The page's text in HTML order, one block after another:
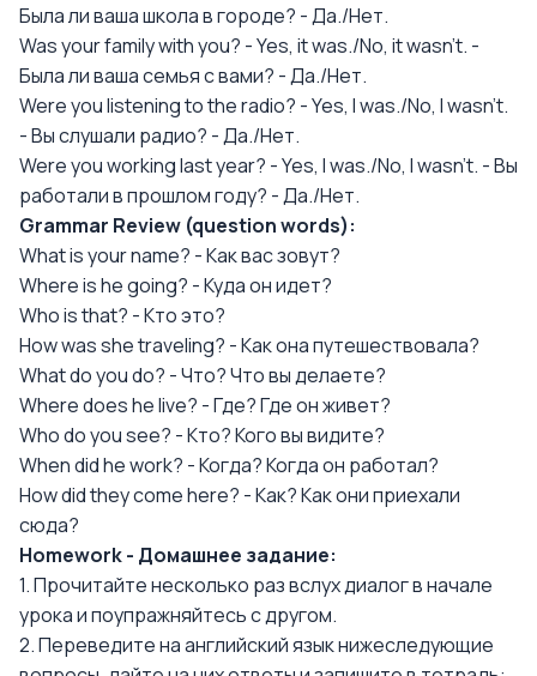
Была ли ваша школа в городе? - Да./Нет.
Was your family with you? - Yes, it was./No, it wasn't. -
Была ли ваша семья с вами? - Да./Нет.
Were you listening to the radio? - Yes, I was./No, I wasn't.
- Вы слушали радио? - Да./Нет.
Were you working last year? - Yes, I was./No, I wasn't. - Вы
работали в прошлом году? - Да./Нет.
Grammar Review (question words):
What is your name? - Как вас зовут?
Where is he going? - Куда он идет?
Who is that? - Кто это?
How was she traveling? - Как она путешествовала?
What do you do? - Что? Что вы делаете?
Where does he live? - Где? Где он живет?
Who do you see? - Кто? Кого вы видите?
When did he work? - Когда? Когда он работал?
How did they come here? - Как? Как они приехали
сюда?
Homework - Домашнее задание:
1. Прочитайте несколько раз вслух диалог в начале
урока и поупражняйтесь с другом.
2. Переведите на английский язык нижеследующие